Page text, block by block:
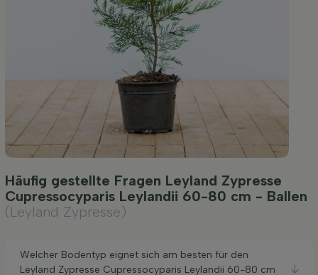
Häufig gestellte Fragen Leyland Zypresse
Cupressocyparis Leylandii 60-80 cm - Ballen
(Leyland Zypresse)
Welcher Bodentyp eignet sich am besten für den
Leyland Zypresse Cupressocyparis Leylandii 60-80 cm